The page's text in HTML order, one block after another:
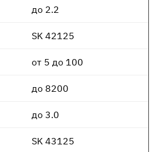
до 2.2
SK 42125
от 5 до 100
до 8200
до 3.0
SK 43125